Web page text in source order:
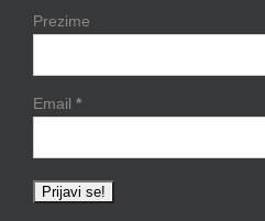
Prezime
Email *